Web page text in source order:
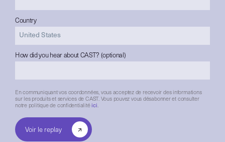
Country
How did you hear about CAST? (optional)
En communiquant vos coordonnées, vous acceptez de recevoir des informations
sur les produits et services de CAST. Vous pouvez vous désabonner et consulter
notre politique de confidentialité ici.